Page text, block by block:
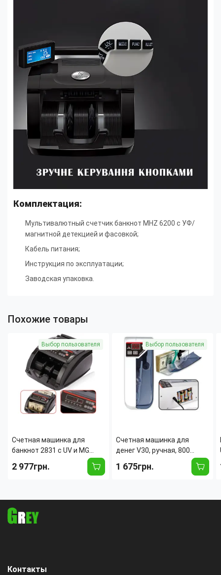
Комплектация:
Мультивалютный счетчик банкнот MHZ 6200 с УФ/
магнитной детекцией и фасовкой;
Кабель питания;
Инструкция по эксплуатации;
Заводская упаковка.
Похожие товары
Выбор пользователя
Счетная машинка для
банкнот 2831 с UV и MG
детекцией, LED-дисплей, до
1000 купюр/мин, автостарт,
2 977грн.
Выбор пользователя
Счетная машинка для
денег V30, ручная, 800
банкнот/мин, питание от
220В и 4xAA батареек,
1 675грн.
Контакты